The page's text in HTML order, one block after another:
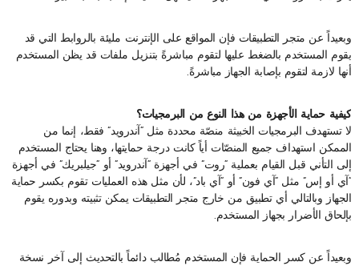
وبعيداً عن متجر التطبيقات فإن المواقع على الإنترنت مليئة بالروابط التي قد
يقوم المستخدم بالضغط عليها لتقوم مباشرةً بتنزيل ملفات قد يظن المستخدم
أنها لازمة لتقوم بإصابة الجهاز مباشرةً.
كيفية حماية الأجهزة من هذا النوع من البرمجيات؟
لا تستهدف البرمجيات الخبيثة منصّة محددة مثل “آندرويد” فقط، إنما من
الممكن استهداف جميع المنصّات أياً كانت درجة حمايتها، وهنا يحتاج المستخدم
إلى التأني قبل القيام بعملية “روت” في أجهزة “آندرويد” أو “جيلبريك” في أجهزة
“آي أو إس” مثل “آي فون” أو “آي باد”، لأن مثل هذه العمليات تقوم بكسر حماية
الجهاز وبالتالي أي تطبيق من خارج متجر التطبيقات يمكن تثبيته وبدوره يقوم
بإلحاق الأضرار بجهاز المستخدم.
وبعيداً عن كسر الحماية فإن المستخدم مُطالب دائماً بالتحديث إلى آخر نسخة